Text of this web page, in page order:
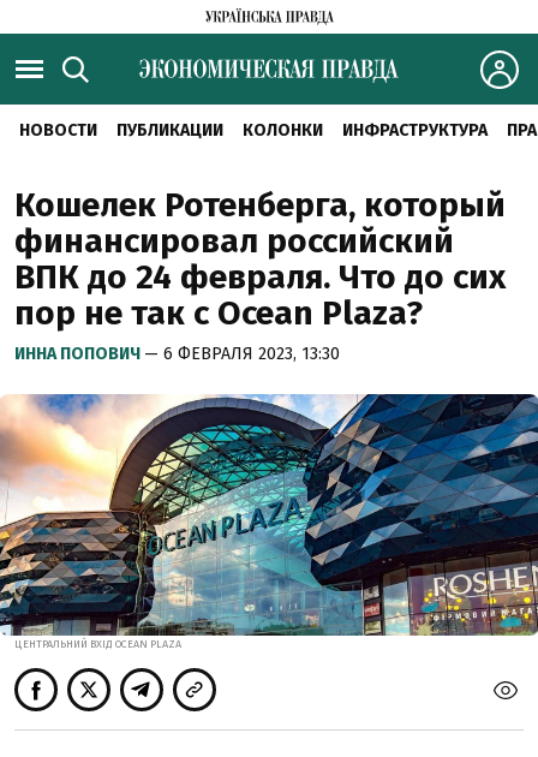
НОВОСТИ ПУБЛИКАЦИИ КОЛОНКИ ИНФРАСТРУКТУРА
Кошелек Ротенберга, который
финансировал российский
ВПК до 24 февраля. Что до сих
пор не так с Ocean Plaza?
ИННА ПОПОВИЧ — 6 ФЕВРАЛЯ 2023, 13:30
ЦЕНТРАЛЬНИЙ ВХІД OCEAN PLAZA